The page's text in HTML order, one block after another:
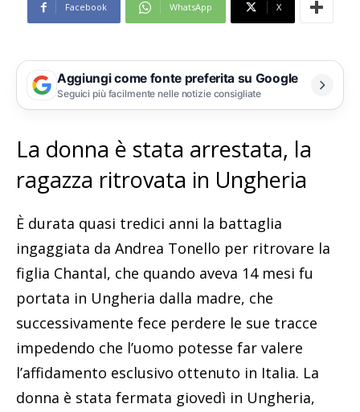
Facebook WhatsApp X
Aggiungi come fonte preferita su Google
Seguici più facilmente nelle notizie consigliate
La donna è stata arrestata, la
ragazza ritrovata in Ungheria
È durata quasi tredici anni la battaglia
ingaggiata da Andrea Tonello per ritrovare la
figlia Chantal, che quando aveva 14 mesi fu
portata in Ungheria dalla madre, che
successivamente fece perdere le sue tracce
impedendo che l’uomo potesse far valere
l’affidamento esclusivo ottenuto in Italia. La
donna è stata fermata giovedì in Ungheria,